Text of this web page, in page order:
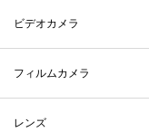
ビデオカメラ
フィルムカメラ
レンズ